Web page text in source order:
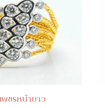
พชรหน้ายาว